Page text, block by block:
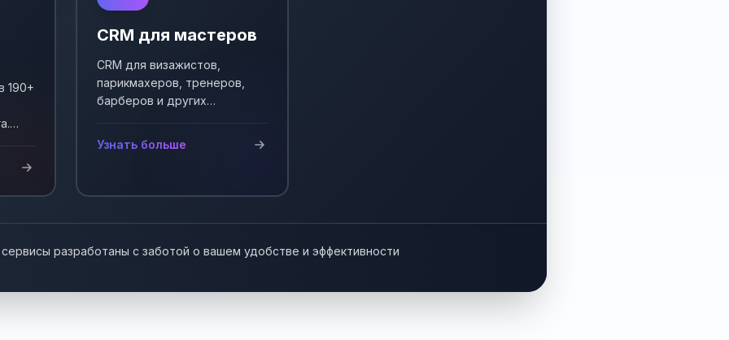
190+
CRM для мастеров
CRM для визажистов,
парикмахеров, тренеров,
барберов и других
Узнать больше
сервисы разработаны с заботой о вашем удобстве и эффективности